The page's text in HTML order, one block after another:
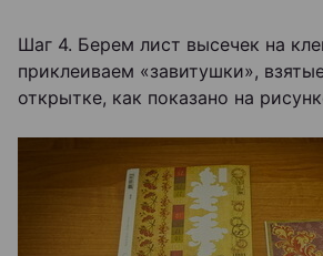
Шаг 4. Берем лист высечек на
приклеиваем «завитушки»,
открытке, как показано на